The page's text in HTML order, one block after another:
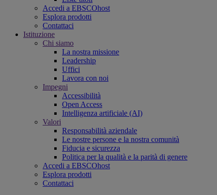
Accedi a EBSCOhost
Esplora prodotti
Contattaci
Istituzione
Chi siamo
La nostra missione
Leadership
Uffici
Lavora con noi
Impegni
Accessibilità
Open Access
Intelligenza artificiale (AI)
Valori
Responsabilità aziendale
Le nostre persone e la nostra comunità
Fiducia e sicurezza
Politica per la qualità e la parità di genere
Accedi a EBSCOhost
Esplora prodotti
Contattaci